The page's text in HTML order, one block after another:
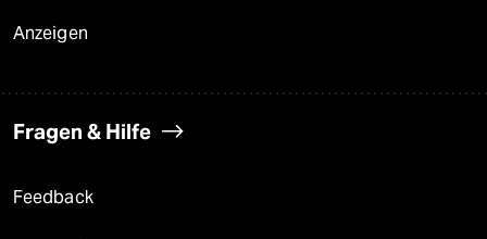
Anzeigen
Fragen & Hilfe
Feedback